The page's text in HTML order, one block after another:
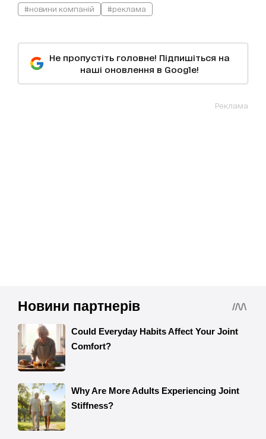
#новини компаній #реклама
Не пропустіть головне! Підпишіться на
наші оновлення в Google!
Реклама